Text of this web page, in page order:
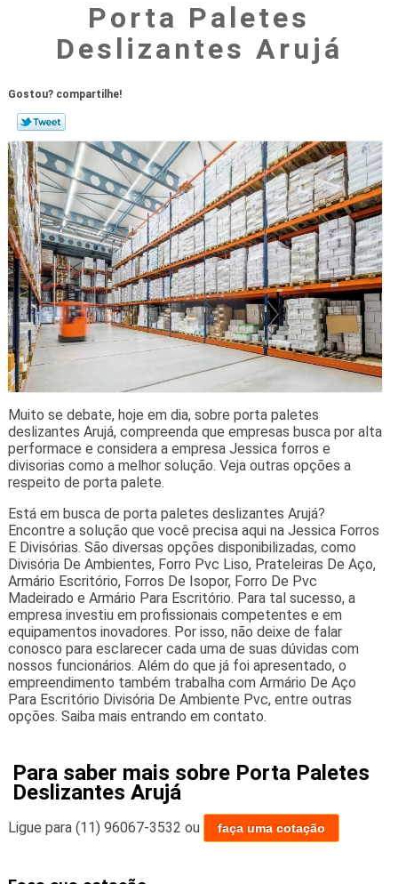
Porta Paletes
Deslizantes Arujá
Gostou? compartilhe!
Muito se debate, hoje em dia, sobre porta paletes
deslizantes Arujá, compreenda que empresas busca por alta
performace e considera a empresa Jessica forros e
divisorias como a melhor solução. Veja outras opções a
respeito de porta palete.
Está em busca de porta paletes deslizantes Arujá?
Encontre a solução que você precisa aqui na Jessica Forros
E Divisórias. São diversas opções disponibilizadas, como
Divisória De Ambientes, Forro Pvc Liso, Prateleiras De Aço,
Armário Escritório, Forros De Isopor, Forro De Pvc
Madeirado e Armário Para Escritório. Para tal sucesso, a
empresa investiu em profissionais competentes e em
equipamentos inovadores. Por isso, não deixe de falar
conosco para esclarecer cada uma de suas dúvidas com
nossos funcionários. Além do que já foi apresentado, o
empreendimento também trabalha com Armário De Aço
Para Escritório Divisória De Ambiente Pvc, entre outras
opções. Saiba mais entrando em contato.
Para saber mais sobre Porta Paletes
Deslizantes Arujá
Ligue para (11) 96067-3532 ou faça uma cotação